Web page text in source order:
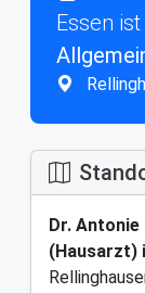
Essen
Dr.
(Hausarzt)